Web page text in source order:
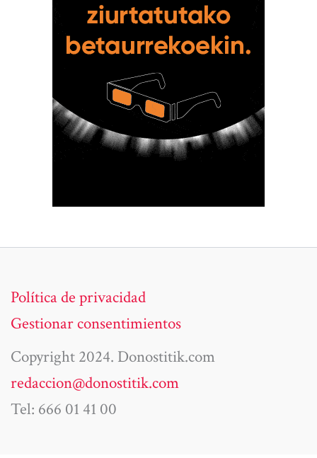
Política de privacidad
Gestionar consentimientos
Copyright 2024. Donostitik.com
redaccion@donostitik.com
Tel: 666 01 41 00